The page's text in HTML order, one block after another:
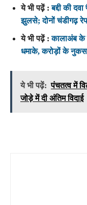
ये भी पढ़ें :बद्दी की
झुलसे; दोनों चंडीगढ़
ये भी पढ़ें :कालाअंब के
धमाके, करोड़ों के
ये भी पढ़ें: पंचतत्व में
जोड़े में दी अंतिम विदाई